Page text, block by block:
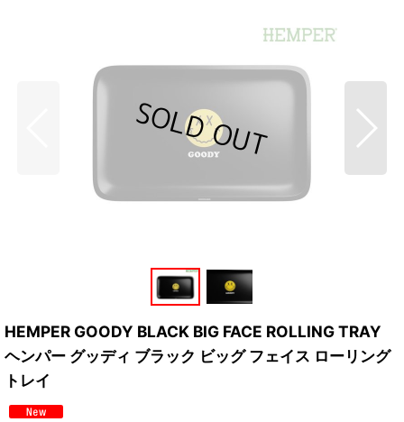
HEMPER GOODY BLACK BIG FACE ROLLING TRAY
ヘンパー グッディ ブラック ビッグ フェイス ローリング
トレイ